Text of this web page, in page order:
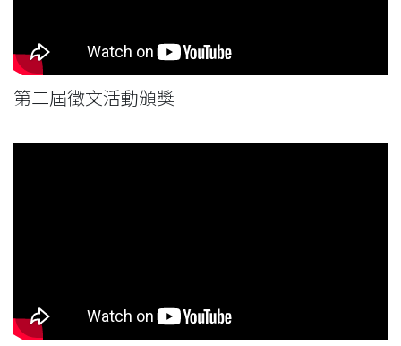
第二屆徵文活動頒獎